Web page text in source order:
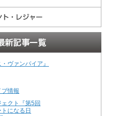
ヴァンパイア』
ブ情報
クト『第5回
になる日